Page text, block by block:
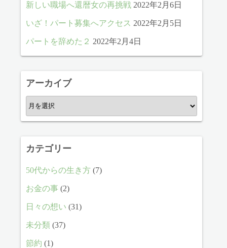
新しい職場へ還暦女の再挑戦 2022年2月6日
いざ！パート募集へアクセス 2022年2月5日
パートを辞めた２ 2022年2月4日
アーカイブ
ア
ー
ブ
カテゴリー
50代からの生き方 (7)
お金の事 (2)
日々の想い (31)
未分類 (37)
節約 (1)